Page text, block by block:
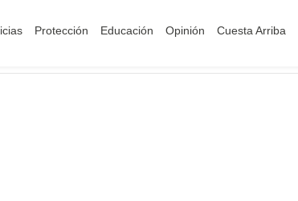
Protección Educación Opinión Cuesta Arriba